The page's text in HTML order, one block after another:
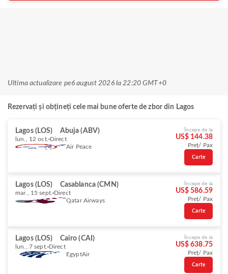
Ultima actualizare pe6 august 2026 la 22:20 GMT+0
Rezervați și obțineți cele mai bune oferte de zbor din Lagos
Lagos (LOS) Abuja (ABV)
lun., 12 oct. Direct
Air Peace
Începe de la
US$ 144.38
Preț/ Pax
Carte
Lagos (LOS) Casablanca (CMN)
mar., 15 sept. Direct
Qatar Airways
Începe de la
US$ 586.59
Preț/ Pax
Carte
Lagos (LOS) Cairo (CAI)
lun., 7 sept. Direct
EgyptAir
Începe de la
US$ 638.75
Preț/ Pax
Carte